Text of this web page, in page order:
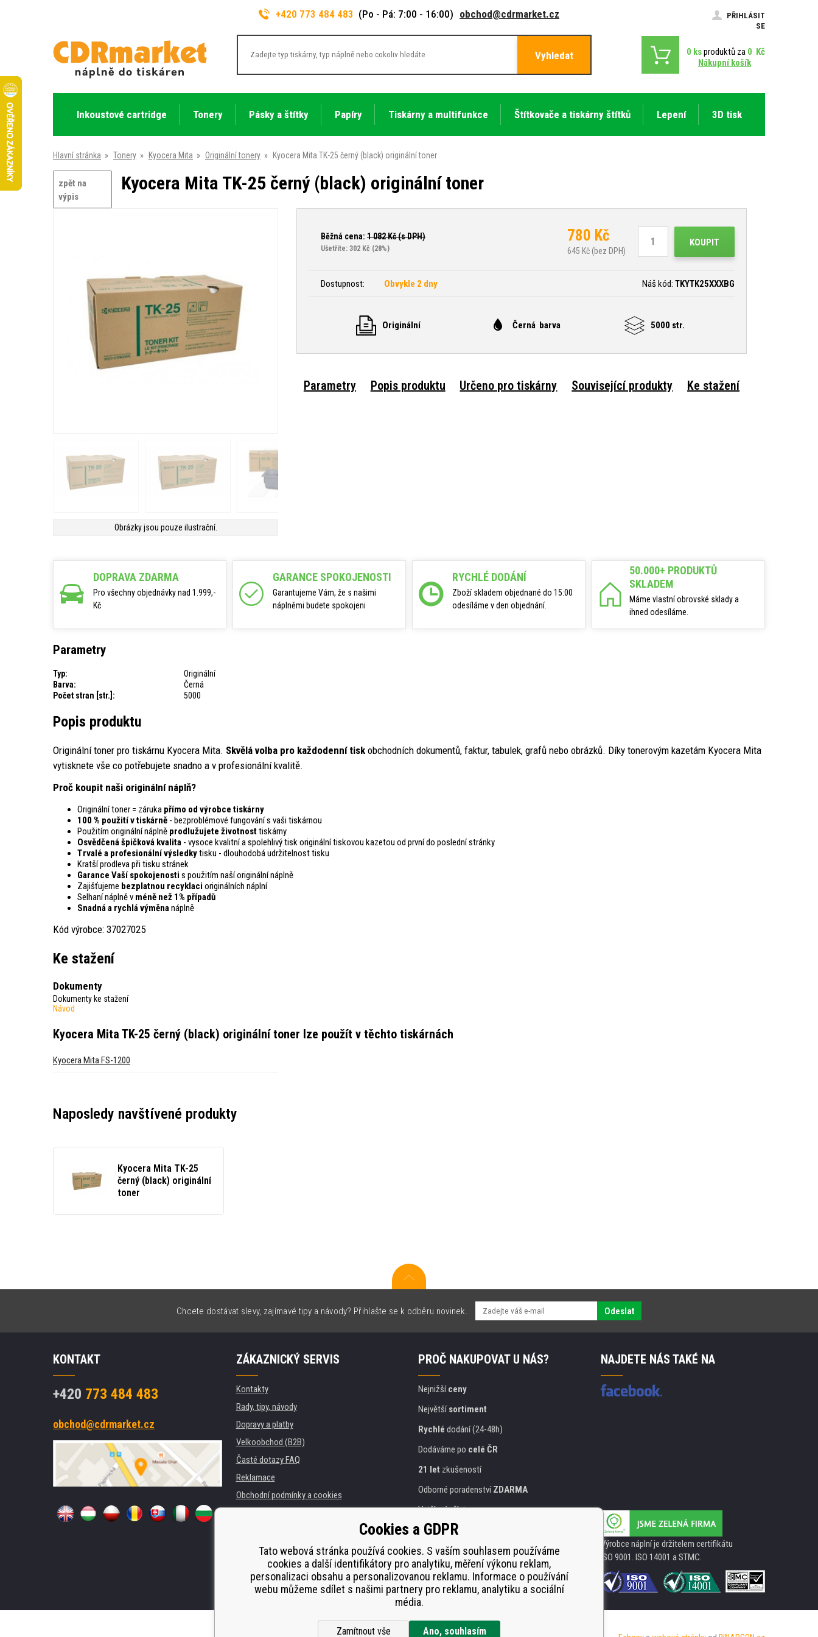
+420 773 484 483 (Po - Pá: 7:00 - 16:00) obchod@cdrmarket.cz
PŘIHLÁSIT
SE
Vyhledat 0 ksproduktů za 0 Kč
Nákupní košík
Inkoustové cartridge Tonery Pásky a štítky Papíry Tiskárny a multifunkce Štítkovače a tiskárny štítků Lepení 3D tisk
Hlavní stránka » Tonery » Kyocera Mita » Originální tonery » Kyocera Mita TK-25 černý (black) originální toner
zpět na
výpis
Kyocera Mita TK-25 černý (black) originální toner
Obrázky jsou pouze ilustrační.
Běžná cena: 1 082Kč (s DPH)
Ušetříte: 302 Kč (28%)
780 Kč
645 Kč (bez DPH)
KOUPIT
Dostupnost: Obvykle 2 dny Náš kód: TKYTK25XXXBG
Originální Černá barva 5000 str.
Parametry Popis produktu Určeno pro tiskárny Související produkty Ke stažení
DOPRAVA ZDARMA
Pro všechny objednávky nad 1.999,-
Kč
GARANCE SPOKOJENOSTI
Garantujeme Vám, že s našimi
náplněmi budete spokojeni
RYCHLÉ DODÁNÍ
Zboží skladem objednané do 15:00
odesíláme v den objednání.
50.000+ PRODUKTŮ
SKLADEM
Máme vlastní obrovské sklady a
ihned odesíláme.
Parametry
Typ:
Originální
Barva:
Černá
Počet stran [str.]:
5000
Popis produktu
Originální toner pro tiskárnu Kyocera Mita. Skvělá volba pro každodenní tisk obchodních dokumentů, faktur, tabulek, grafů nebo obrázků. Díky tonerovým kazetám Kyocera Mita
vytisknete vše co potřebujete snadno a v profesionální kvalitě.
Proč koupit naši originální náplň?
Originální toner = záruka přímo od výrobce tiskárny
100 % použití v tiskárně - bezproblémové fungování s vaši tiskárnou
Použitím originální náplně prodlužujete životnosttiskárny
Osvědčená špičková kvalita - vysoce kvalitní a spolehlivý tisk originální tiskovou kazetou od první do poslední stránky
Trvalé a profesionální výsledkytisku - dlouhodobá udržitelnost tisku
Kratší prodleva při tisku stránek
Garance Vaší spokojenosti s použitím naší originální náplně
Zajišťujeme bezplatnou recyklaci originálních náplní
Selhaní náplně v méně než 1% případů
Snadná a rychlá výměnanáplně
Kód výrobce: 37027025
Ke stažení
Dokumenty
Dokumenty ke stažení
Návod
Kyocera Mita TK-25 černý (black) originální toner lze použít v těchto tiskárnách
Kyocera Mita FS-1200
Naposledy navštívené produkty
Kyocera Mita TK-25
černý (black) originální
toner
Chcete dostávat slevy, zajímavé tipy a návody? Přihlašte se k odběru novinek. Odeslat
KONTAKT
+420 773 484 483
obchod@cdrmarket.cz
ZÁKAZNICKÝ SERVIS
Kontakty
Rady, tipy, návody
Dopravy a platby
Velkoobchod (B2B)
Časté dotazy FAQ
Reklamace
Obchodní podmínky a cookies
Pronájem tiskáren
Náhradní plnění
Odstoupení od smlouvy
PROČ NAKUPOVAT U NÁS?
Nejnižšíceny
Největšísortiment
Rychlé dodání (24-48h)
Dodáváme po celé ČR
21 let zkušeností
Odborné poradenstvíZDARMA
Vstřícný přístup
Zlatýcertifikát
Bezpečnéon-line platby
NAJDETE NÁS TAKÉ NA
Výrobce náplní je držitelem certifikátu
ISO 9001. ISO 14001 a STMC.
Cookies a GDPR
Tato webová stránka používá cookies. S vaším souhlasem používáme
cookies a další identifikátory pro analytiku, měření výkonu reklam,
personalizaci obsahu a personalizovanou reklamu. Informace o používání
webu můžeme sdílet s našimi partnery pro reklamu, analytiku a sociální
média.
Zamítnout vše Ano, souhlasím